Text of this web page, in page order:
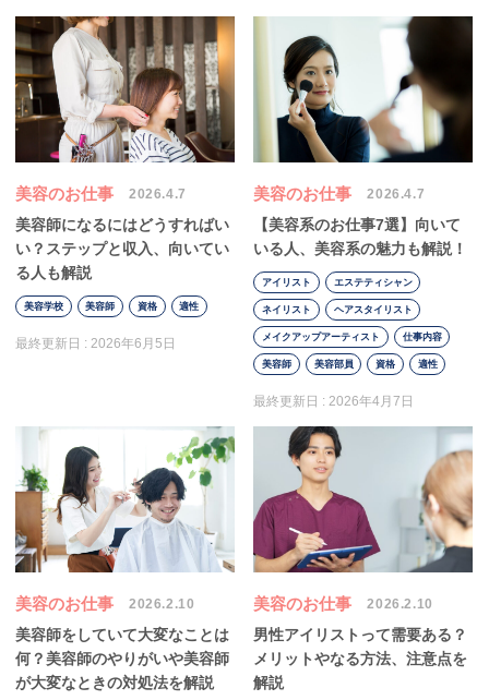
美容のお仕事 2026.4.7
美容師になるにはどうすればい
い？ステップと収入、向いてい
る人も解説
美容学校 美容師 資格 適性
最終更新日 : 2026年6月5日
美容のお仕事 2026.4.7
【美容系のお仕事7選】向いて
いる人、美容系の魅力も解説！
アイリスト エステティシャン
ネイリスト ヘアスタイリスト
メイクアップアーティスト 仕事内容
美容師 美容部員 資格 適性
最終更新日 : 2026年4月7日
美容のお仕事 2026.2.10
美容師をしていて大変なことは
何？美容師のやりがいや美容師
が大変なときの対処法を解説
美容のお仕事 2026.2.10
男性アイリストって需要ある？
メリットやなる方法、注意点を
解説